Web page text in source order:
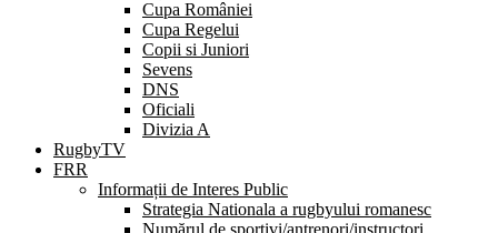
Cupa României
Cupa Regelui
Copii si Juniori
Sevens
DNS
Oficiali
Divizia A
RugbyTV
FRR
Informații de Interes Public
Strategia Nationala a rugbyului romanesc
Numărul de sportivi/antrenori/instructori